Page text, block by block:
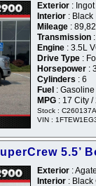
Exterior :
Interior : Black
Mileage :
Transmission
Engine : 3.5L
Drive Type :
Horsepower :
Cylinders : 6
Fuel : Gasoline
MPG : 17 City /
Stock : C260137A
VIN :
5.5’
Exterior :
Interior : Black